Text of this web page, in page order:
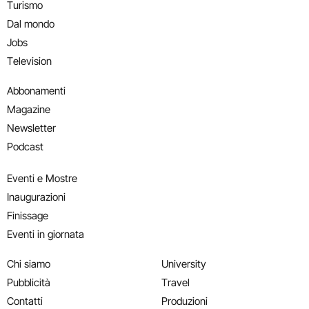
Turismo
Dal mondo
Jobs
Television
Abbonamenti
Magazine
Newsletter
Podcast
Eventi e Mostre
Inaugurazioni
Finissage
Eventi in giornata
Chi siamo
Pubblicità
Contatti
University
Travel
Produzioni